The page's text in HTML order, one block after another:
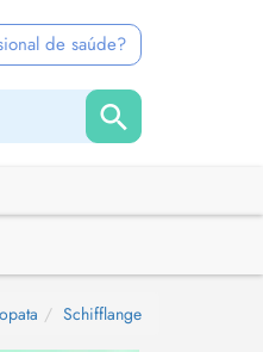
de saúde?
Schifflange